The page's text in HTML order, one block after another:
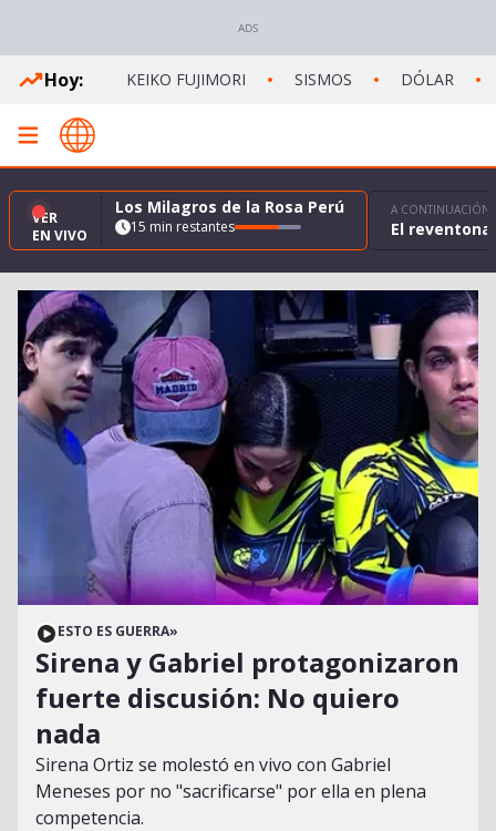
Hoy: KEIKO FUJIMORI SISMOS DÓLAR
VER
EN VIVO
Los Milagros de la Rosa Perú
15 min restantes
A CONTINUACIÓN
El
ESTO ES GUERRA»
Sirena y Gabriel protagonizaron
fuerte discusión: No quiero
nada
Sirena Ortiz se molestó en vivo con Gabriel
Meneses por no "sacrificarse" por ella en plena
competencia.